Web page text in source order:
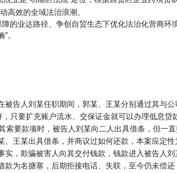
高效的全域法治浪潮。
业达路径、争创自贸生态下优化法治化营商环
。
告人刘某任职期间，郭某、王某分别通过其与
只要扩充账户流水、交保证金就可以办理低息贷
要款项时，被告人刘某向二人出具借条，但一
王某出具借条，并商议过如何还款，本案应定性
，欺骗被害人向其交付钱款，钱款进入被告人
为名搪塞，后期拒接电话、失联，至今仍未偿还